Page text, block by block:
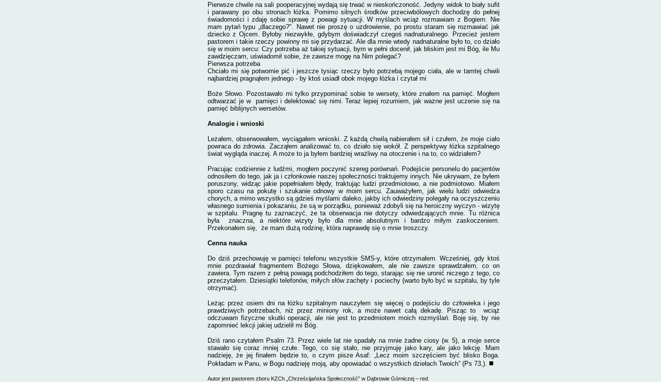
Pierwsze chwile na sali pooperacyjnej wydają się trwać w nieskończoność. Jedyny widok to biały sufit
i parawany po obu stronach łóżka. Pomimo silnych środ­ków przeciwbólowych dochodzę do pełnej
świadomości i zdaję sobie sprawę z powagi sytuacji. W myślach wciąż rozmawiam z Bogiem. Nie
mam pytań typu „dlaczego?". Nawet nie proszę o uzdrowienie, po prostu staram się rozmawiać jak
dziecko z Ojcem. Byłoby niezwykłe, gdybym do­świadczył czegoś nadnaturalnego. Przecież jestem
pa­storem i takie rzeczy powinny mi się przydarzać. Ale dla mnie wtedy nadnaturalne było to, co działo
się w moim ser­cu: Czy potrzeba aż takiej sytuacji, bym w pełni docenił, jak bliskim jest mi Bóg, ile Mu
zawdzięczam, uświadomił sobie, że zawsze mogę na Nim polegać?
Pierwsza potrzeba
Chciało mi się potwornie pić i jeszcze tysiąc rzeczy było potrzebą mojego ciała, ale w tamtej chwili
najbardziej pragną­łem jednego - by ktoś usiadł obok mojego łóżka i czytał mi
Boże Słowo. Pozostawało mi tylko przypominać so­bie te wersety, które zna­łem na pamięć. Mogłem
odtwarzać je w pamięci i delektować się nimi. Teraz lepiej rozumiem, jak ważne jest uczenie się na
pamięć biblijnych wersetów.
Analogie i wnioski
Leżałem, obserwowałem, wycią­gałem wnioski. Z każdą chwilą nabiera­łem sił i czułem, że moje ciało
powraca do zdrowia. Zacząłem analizować to, co działo się wokół. Z perspektywy łóżka szpitalnego
świat wygląda inaczej. A może to ja byłem bardziej wrażliwy na otoczenie i na to, co widziałem?
Pracując codziennie z ludźmi, mogłem poczynić szereg porównań. Podejście personelu do pacjentów
odnosiłem do tego, jak ja i członkowie naszej społeczności traktujemy innych. Nie ukrywam, że byłem
poruszony, widząc jakie popełniałem błędy, traktując ludzi przedmiotowo, a nie podmiotowo. Miałem
sporo czasu na pokutę i szukanie odno­wy w moim sercu. Zauważyłem, jak wielu ludzi odwiedza
chorych, a mimo wszystko są gdzieś myślami daleko, jakby ich odwiedziny polegały na oczyszczeniu
własnego su­mienia i pokazaniu, że są w porządku, ponieważ zdobyli się na heroiczny wyczyn - wizytę
w szpitalu. Pragnę tu zaznaczyć, że ta obserwacja nie dotyczy odwiedzających mnie. Tu różnica
była znaczna, a niektóre wizyty było dla mnie absolutnym i bardzo miłym za­skoczeniem.
Przekonałem się, że mam dużą rodzinę, która naprawdę się o mnie troszczy.
Cenna nauka
Do dziś przechowuję w pamięci telefonu wszystkie SMS-y, które otrzymałem. Wcześniej, gdy ktoś
mnie pozdrawiał fragmentem Bożego Słowa, dziękowałem, ale nie zawsze sprawdzałem, co on
zawiera. Tym razem z pełną powagą podchodziłem do tego, starając się nie uronić niczego z tego, co
przeczytałem. Dziesiątki telefo­nów, miłych słów zachęty i pociechy (warto było być w szpitalu, by tyle
otrzymać).
Leżąc przez osiem dni na łóżku szpitalnym nauczyłem się więcej o podejściu do człowieka i jego
prawdziwych po­trzebach, niż przez miniony rok, a może nawet całą dekadę. Pisząc to wciąż
odczuwam fizyczne skutki operacji, ale nie jest to przedmiotem moich rozmyślań. Boję się, by nie
zapomnieć lekcji jakiej udzielił mi Bóg.
Dziś rano czytałem Psalm 73. Przez wiele lat nie spadały na mnie żadne ciosy (w. 5), a moje serce
stawało się coraz mniej czułe. Tego, co się stało, nie przyjmuję jako kary, ale jako lekcję. Mam
nadzieję, że jej finałem będzie to, o czym pisze Asaf: „Lecz moim szczęściem być blisko Boga.
Pokła­dam w Panu, w Bogu nadzieję moją, aby opo­wiadać o wszystkich dziełach Twoich” (Ps 73,). ■
Autor jest pastorem zboru KZCh „Chrześcijańska Społeczność” w Dąbrowie Górniczej – red.